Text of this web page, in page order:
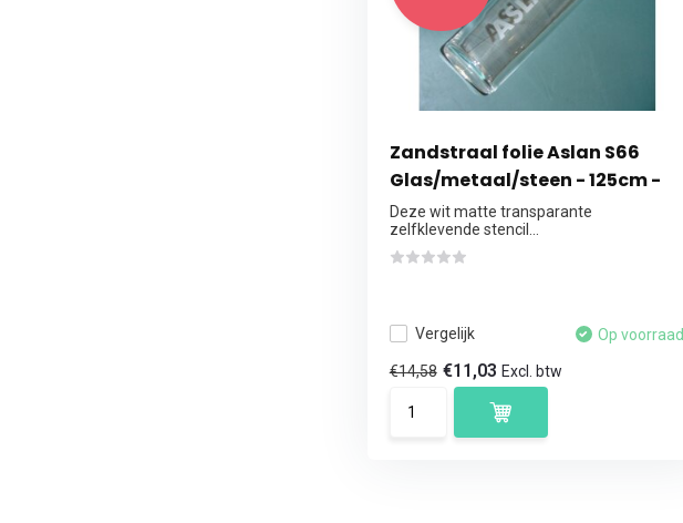
Zandstraal folie Aslan S66
Glas/metaal/steen - 125cm -
Deze wit matte transparante
zelfklevende stencil...
Vergelijk Op voorraad
€14,58 €11,03 Excl. btw